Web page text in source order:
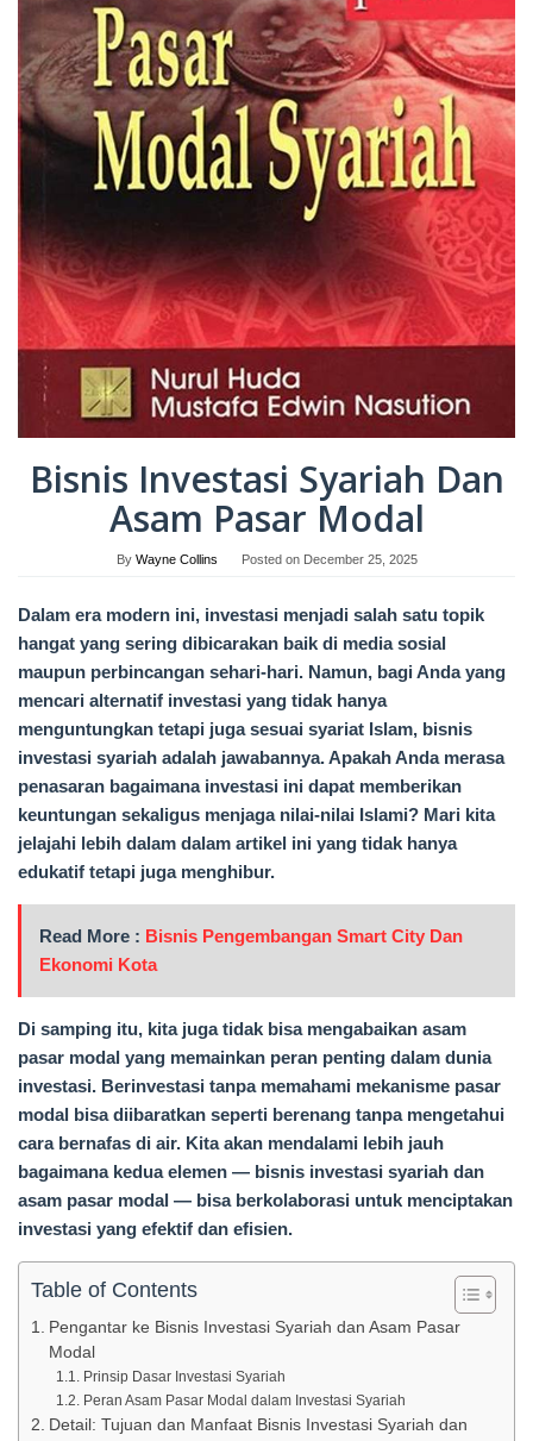
Bisnis Investasi Syariah Dan
Asam Pasar Modal
By Wayne Collins Posted on December 25, 2025
Dalam era modern ini, investasi menjadi salah satu topik
hangat yang sering dibicarakan baik di media sosial
maupun perbincangan sehari-hari. Namun, bagi Anda yang
mencari alternatif investasi yang tidak hanya
menguntungkan tetapi juga sesuai syariat Islam, bisnis
investasi syariah adalah jawabannya. Apakah Anda merasa
penasaran bagaimana investasi ini dapat memberikan
keuntungan sekaligus menjaga nilai-nilai Islami? Mari kita
jelajahi lebih dalam dalam artikel ini yang tidak hanya
edukatif tetapi juga menghibur.
Read More : Bisnis Pengembangan Smart City Dan
Ekonomi Kota
Di samping itu, kita juga tidak bisa mengabaikan asam
pasar modal yang memainkan peran penting dalam dunia
investasi. Berinvestasi tanpa memahami mekanisme pasar
modal bisa diibaratkan seperti berenang tanpa mengetahui
cara bernafas di air. Kita akan mendalami lebih jauh
bagaimana kedua elemen — bisnis investasi syariah dan
asam pasar modal — bisa berkolaborasi untuk menciptakan
investasi yang efektif dan efisien.
Table of Contents
Pengantar ke Bisnis Investasi Syariah dan Asam Pasar
Modal
Prinsip Dasar Investasi Syariah
Peran Asam Pasar Modal dalam Investasi Syariah
Detail: Tujuan dan Manfaat Bisnis Investasi Syariah dan